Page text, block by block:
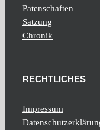
Patenschaften
Satzung
Chronik
RECHTLICHES
Impressum